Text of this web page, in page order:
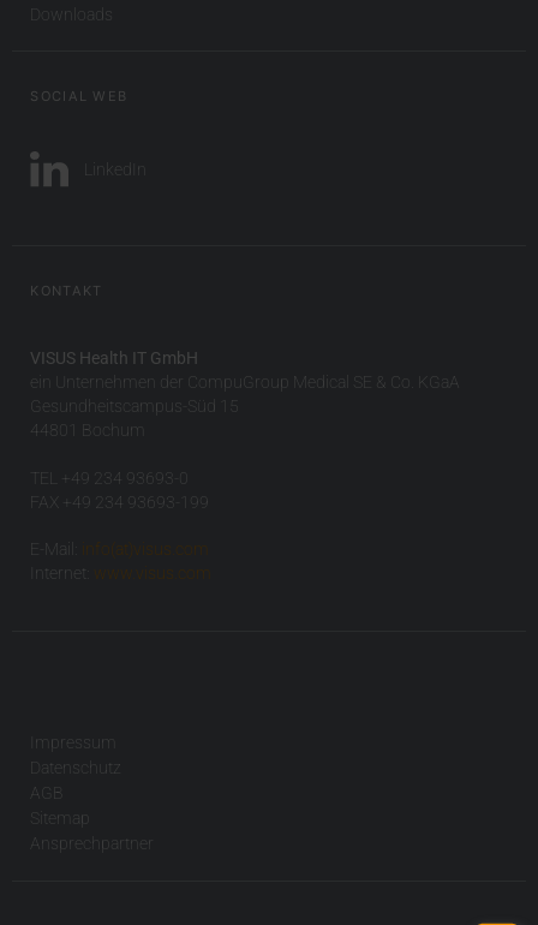
Downloads
SOCIAL WEB
LinkedIn
KONTAKT
VISUS Health IT GmbH
ein Unternehmen der CompuGroup Medical SE & Co. KGaA
Gesundheitscampus-Süd 15
44801 Bochum
TEL +49 234 93693-0
FAX +49 234 93693-199
E-Mail:
info(at)visus.com
Internet:
www.visus.com
Impressum
Datenschutz
AGB
Sitemap
Ansprechpartner